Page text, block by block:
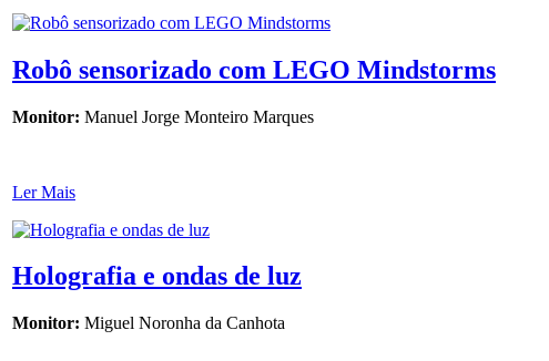
Robô sensorizado com LEGO Mindstorms
Monitor: Manuel Jorge Monteiro Marques
Ler Mais
Holografia e ondas de luz
Monitor: Miguel Noronha da Canhota